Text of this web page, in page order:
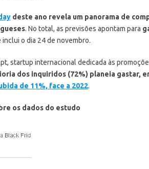
deste ano revela um panorama de
. No total, as previsões apontam para
o dia 24 de novembro.
startup internacional dedicada às
dos inquiridos (72%) planeia gastar,
de 11%, face a 2022.
os dados do estudo